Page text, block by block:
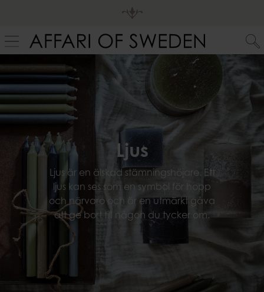
Ljus
Ljus är en älskad stämningshöjare. Ett
ljus kan ses som en symbol för hopp
och närvaro och är en utmärkt gåva
att ge bort till någon du tycker om.